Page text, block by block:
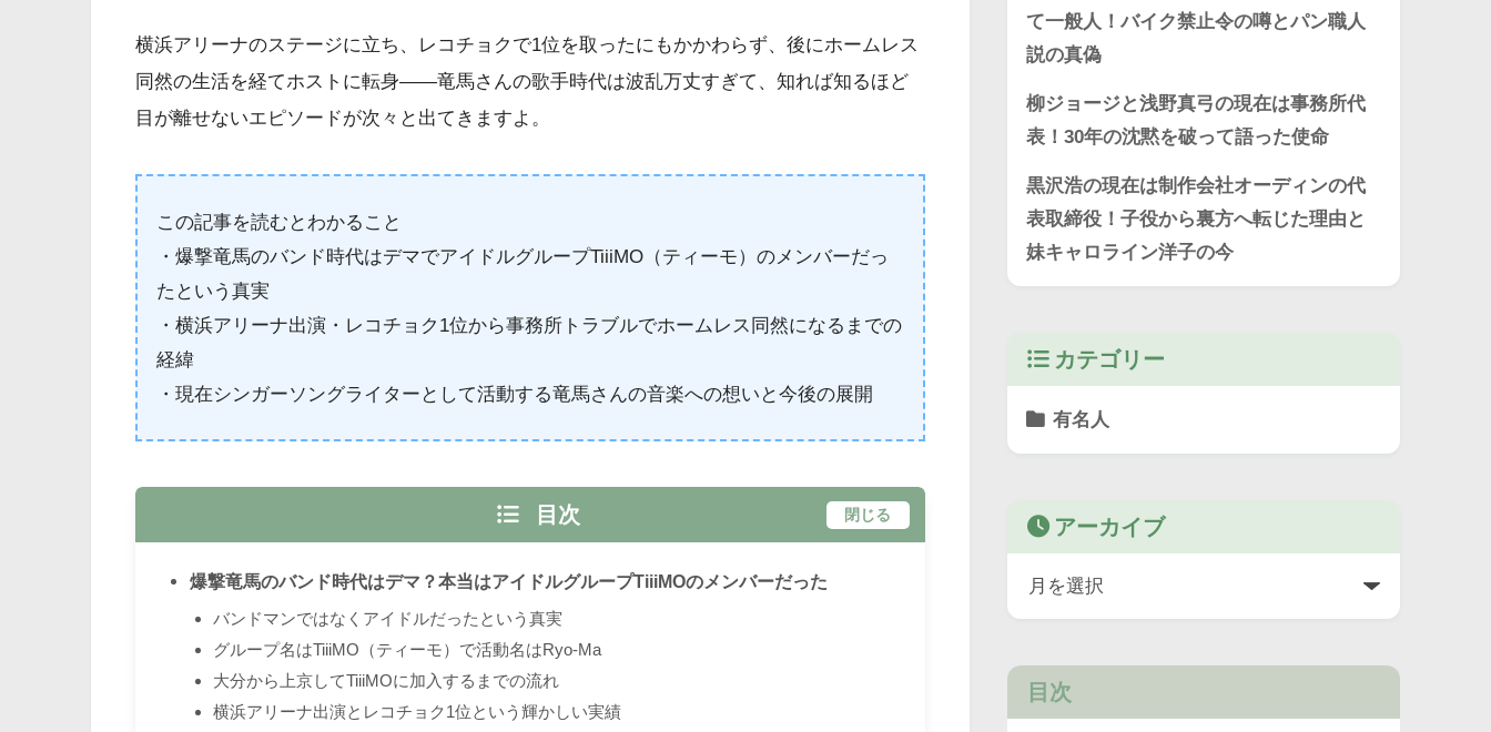
横浜アリーナのステージに立ち、レコチョクで1位を取ったにもかかわらず、後にホームレス
同然の生活を経てホストに転身——竜馬さんの歌手時代は波乱万丈すぎて、知れば知るほど
目が離せないエピソードが次々と出てきますよ。
この記事を読むとわかること
・爆撃竜馬のバンド時代はデマでアイドルグループTiiiMO（ティーモ）のメンバーだっ
たという真実
・横浜アリーナ出演・レコチョク1位から事務所トラブルでホームレス同然になるまでの
経緯
・現在シンガーソングライターとして活動する竜馬さんの音楽への想いと今後の展開
目次 閉じる
爆撃竜馬のバンド時代はデマ？本当はアイドルグループTiiiMOのメンバーだった
バンドマンではなくアイドルだったという真実
グループ名はTiiiMO（ティーモ）で活動名はRyo-Ma
大分から上京してTiiiMOに加入するまでの流れ
横浜アリーナ出演とレコチョク1位という輝かしい実績
て一般人！バイク禁止令の噂とパン職人
説の真偽
柳ジョージと浅野真弓の現在は事務所代
表！30年の沈黙を破って語った使命
黒沢浩の現在は制作会社オーディンの代
表取締役！子役から裏方へ転じた理由と
妹キャロライン洋子の今
カテゴリー
有名人
アーカイブ
目次